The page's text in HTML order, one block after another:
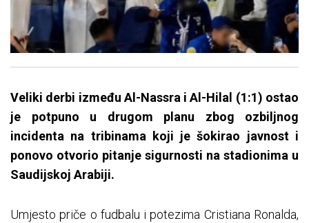
Veliki derbi između Al-Nassra i Al-Hilal (1:1) ostao
je potpuno u drugom planu zbog ozbiljnog
incidenta na tribinama koji je šokirao javnost i
ponovo otvorio pitanje sigurnosti na stadionima u
Saudijskoj Arabiji.
Umjesto priče o fudbalu i potezima Cristiana Ronalda,